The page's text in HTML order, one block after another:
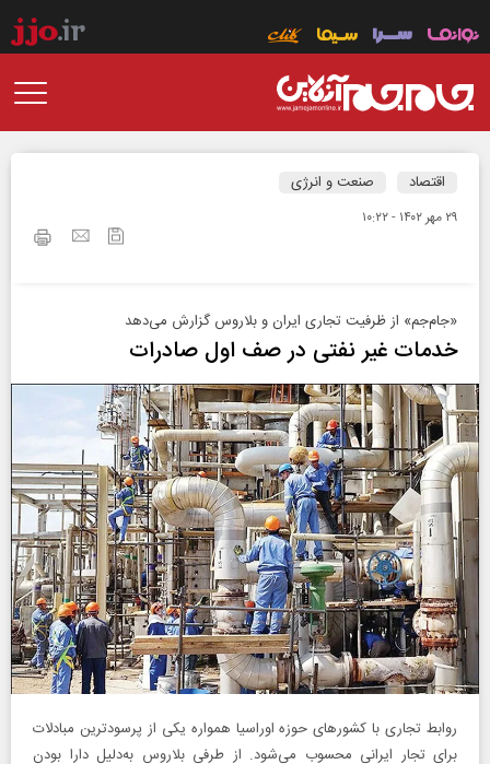
اقتصاد صنعت و انرژی
۲۹ مهر ۱۴۰۲ - ۱۰:۲۲
«جام‌جم» از ظرفیت تجاری ایران و بلاروس گزارش می‌دهد
خدمات غیر نفتی در صف اول صادرات
روابط تجاری با کشورهای حوزه اوراسیا همواره یکی از پرسودترین مبادلات
برای تجار ایرانی محسوب می‌شود. از طرفی بلاروس به‌دلیل دارا بودن